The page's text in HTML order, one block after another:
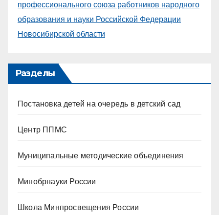
профессионального союза работников народного
образования и науки Российской Федерации
Новосибирской области
Разделы
Постановка детей на очередь в детский сад
Центр ППМС
Муниципальные методические объединения
Минобрнауки России
Школа Минпросвещения России